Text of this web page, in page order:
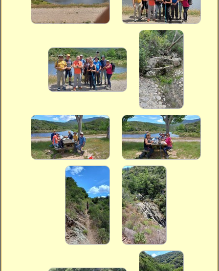
Vidéos
Vous cherchez quelque chose ?